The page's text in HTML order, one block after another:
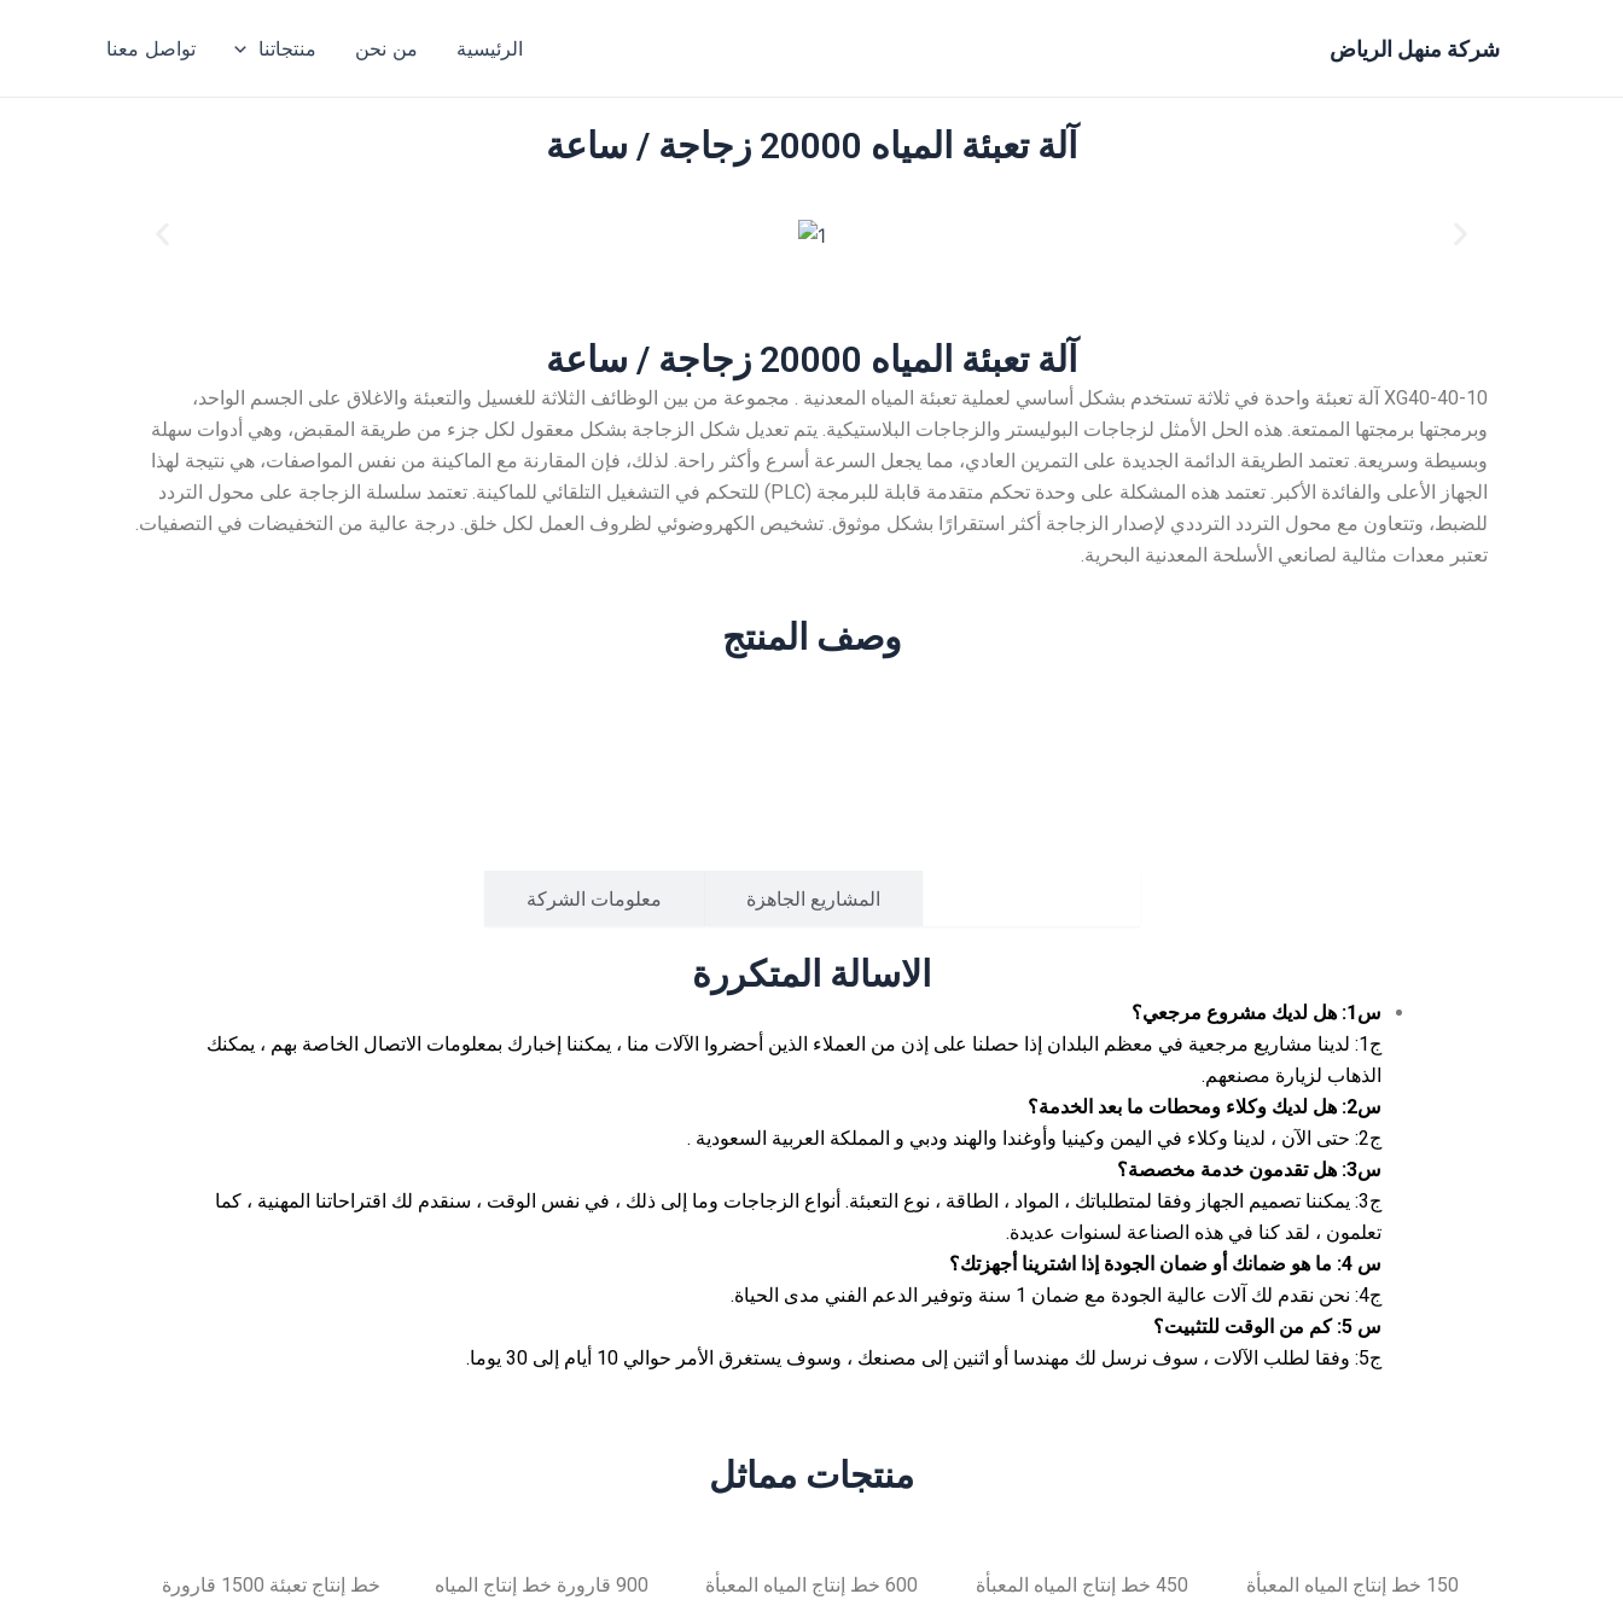
شركة منهل الرياض الرئيسية من نحن منتجاتنا تواصل معنا
آلة تعبئة المياه 20000 زجاجة / ساعة
آلة تعبئة المياه 20000 زجاجة / ساعة
XG40-40-10 آلة تعبئة واحدة في ثلاثة تستخدم بشكل أساسي لعملية تعبئة المياه المعدنية . مجموعة من بين الوظائف الثلاثة للغسيل والتعبئة والاغلاق على الجسم الواحد،
وبرمجتها برمجتها الممتعة. هذه الحل الأمثل لزجاجات البوليستر والزجاجات البلاستيكية. يتم تعديل شكل الزجاجة بشكل معقول لكل جزء من طريقة المقبض، وهي أدوات سهلة
وبسيطة وسريعة. تعتمد الطريقة الدائمة الجديدة على التمرين العادي، مما يجعل السرعة أسرع وأكثر راحة. لذلك، فإن المقارنة مع الماكينة من نفس المواصفات، هي نتيجة لهذا
الجهاز الأعلى والفائدة الأكبر. تعتمد هذه المشكلة على وحدة تحكم متقدمة قابلة للبرمجة (PLC) للتحكم في التشغيل التلقائي للماكينة. تعتمد سلسلة الزجاجة على محول التردد
للضبط، وتتعاون مع محول التردد الترددي لإصدار الزجاجة أكثر استقرارًا بشكل موثوق. تشخيص الكهروضوئي لظروف العمل لكل خلق. درجة عالية من التخفيضات في التصفيات.
تعتبر معدات مثالية لصانعي الأسلحة المعدنية البحرية.
وصف المنتج
المشاريع الجاهزة معلومات الشركة
الاسالة المتكررة
س1: هل لديك مشروع مرجعي؟
ج1: لدينا مشاريع مرجعية في معظم البلدان إذا حصلنا على إذن من العملاء الذين أحضروا الآلات منا ، يمكننا إخبارك بمعلومات الاتصال الخاصة بهم ، يمكنك
الذهاب لزيارة مصنعهم.
س2: هل لديك وكلاء ومحطات ما بعد الخدمة؟
ج2: حتى الآن ، لدينا وكلاء في اليمن وكينيا وأوغندا والهند ودبي و المملكة العربية السعودية .
س3: هل تقدمون خدمة مخصصة؟
ج3: يمكننا تصميم الجهاز وفقا لمتطلباتك ، المواد ، الطاقة ، نوع التعبئة. أنواع الزجاجات وما إلى ذلك ، في نفس الوقت ، سنقدم لك اقتراحاتنا المهنية ، كما
تعلمون ، لقد كنا في هذه الصناعة لسنوات عديدة.
س 4: ما هو ضمانك أو ضمان الجودة إذا اشترينا أجهزتك؟
ج4: نحن نقدم لك آلات عالية الجودة مع ضمان 1 سنة وتوفير الدعم الفني مدى الحياة.
س 5: كم من الوقت للتثبيت؟
ج5: وفقا لطلب الآلات ، سوف نرسل لك مهندسا أو اثنين إلى مصنعك ، وسوف يستغرق الأمر حوالي 10 أيام إلى 30 يوما.
منتجات مماثل
150 خط إنتاج المياه المعبأة 450 خط إنتاج المياه المعبأة 600 خط إنتاج المياه المعبأة 900 قارورة خط إنتاج المياه خط إنتاج تعبئة 1500 قارورة